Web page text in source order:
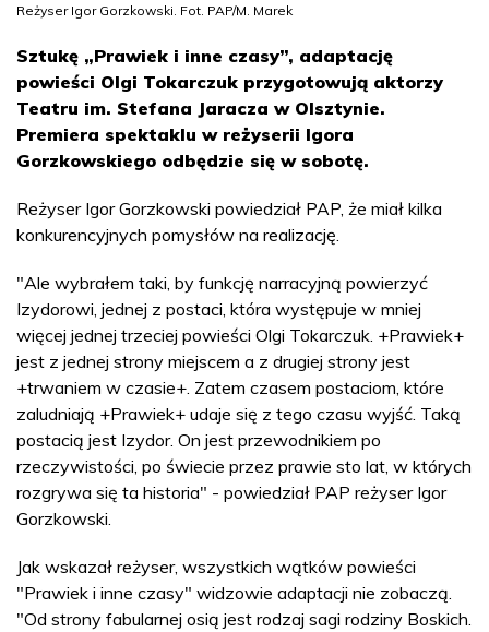
Reżyser Igor Gorzkowski. Fot. PAP/M. Marek
Sztukę „Prawiek i inne czasy”, adaptację
powieści Olgi Tokarczuk przygotowują aktorzy
Teatru im. Stefana Jaracza w Olsztynie.
Premiera spektaklu w reżyserii Igora
Gorzkowskiego odbędzie się w sobotę.
Reżyser Igor Gorzkowski powiedział PAP, że miał kilka
konkurencyjnych pomysłów na realizację.
"Ale wybrałem taki, by funkcję narracyjną powierzyć
Izydorowi, jednej z postaci, która występuje w mniej
więcej jednej trzeciej powieści Olgi Tokarczuk. +Prawiek+
jest z jednej strony miejscem a z drugiej strony jest
+trwaniem w czasie+. Zatem czasem postaciom, które
zaludniają +Prawiek+ udaje się z tego czasu wyjść. Taką
postacią jest Izydor. On jest przewodnikiem po
rzeczywistości, po świecie przez prawie sto lat, w których
rozgrywa się ta historia" - powiedział PAP reżyser Igor
Gorzkowski.
Jak wskazał reżyser, wszystkich wątków powieści
"Prawiek i inne czasy" widzowie adaptacji nie zobaczą.
"Od strony fabularnej osią jest rodzaj sagi rodziny Boskich.